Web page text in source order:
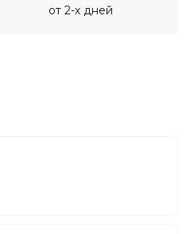
от 2-х дней